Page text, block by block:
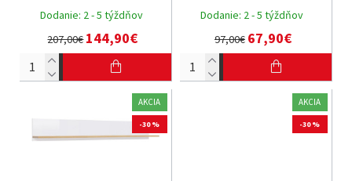
Dodanie: 2 - 5 týždňov
207,00€144,90€
Dodanie: 2 - 5 týždňov
97,00€ 67,90€
AKCIA
-30 %
AKCIA
-30 %